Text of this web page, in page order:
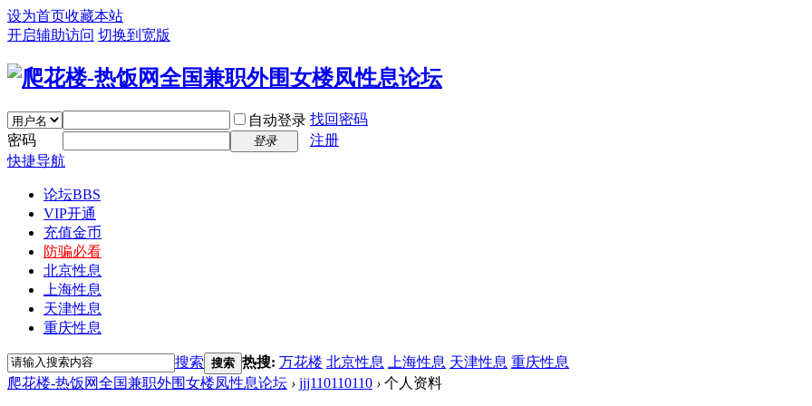
设为首页收藏本站
开启辅助访问 切换到宽版
自动登录 找回密码
密码
登录
注册
快捷导航
论坛BBS
VIP开通
充值金币
防骗必看
北京性息
上海性息
天津性息
重庆性息
搜索 搜索 热搜: 万花楼 北京性息 上海性息 天津性息 重庆性息
爬花楼-热饭网全国兼职外围女楼凤性息论坛 › jjj110110110 › 个人资料